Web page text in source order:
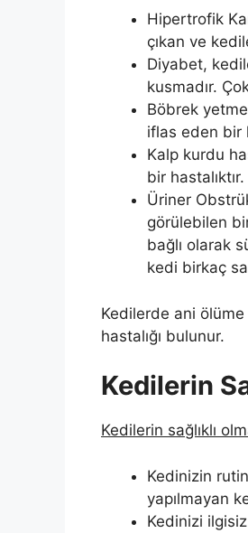
Hipertrofik
çıkan ve
Diyabet,
kusmadır.
Böbrek
iflas eden bir
Kalp kurdu
bir
Üriner
görülebilen
bağlı olarak
kedi birkaç
Kedilerde ani
hastalığı bulunur.
Kedilerin
Kedilerin sağlıklı
Kedinizin
yapılmayan
Kedinizi